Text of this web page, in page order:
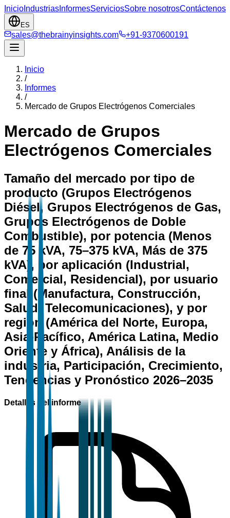
Inicio Industrias InformesServiciosSobre nosotrosContáctenos
ES
sales@thebrainyinsights.com +91-9370600191
Inicio
/
Informes
/
Mercado de Grupos Electrógenos Comerciales
Mercado de Grupos
Electrógenos Comerciales
Tamaño del mercado por tipo de
producto (Grupos Electrógenos
Diésel, Grupos Electrógenos de Gas,
Grupos Electrógenos de Doble
Combustible), por potencia (Menos
de 75 kVA, 75–375 kVA, Más de 375
kVA), por aplicación (Industrial,
Comercial, Residencial), por usuario
final (Manufactura, Construcción,
Salud, Telecomunicaciones), y por
región (América del Norte, Europa,
Asia-Pacífico, América Latina, Medio
Oriente y África), Análisis de la
industria, Participación, Crecimiento,
Tendencias y Pronóstico 2026–2035
Detalles del informe